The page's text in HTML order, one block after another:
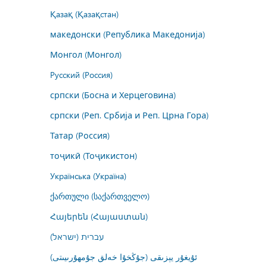
Қазақ (Қазақстан)
македонски (Република Македонија)
Монгол (Монгол)
Русский (Россия)
српски (Босна и Херцеговина)
српски (Реп. Србија и Реп. Црна Гора)
Татар (Россия)
тоҷикӣ (Тоҷикистон)
Українська (Україна)
ქართული (საქართველო)
Հայերեն (Հայաստան)
עברית (ישראל)
ئۇيغۇر يېزىقى (جۇڭخۇا خەلق جۇمھۇرىيىتى)